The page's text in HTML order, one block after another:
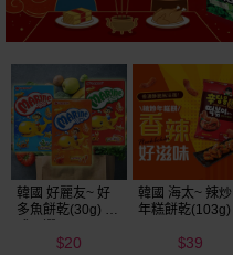
韓國 好麗友~ 好
多魚餅乾(30g) 款
$20
韓國 海太~ 辣炒
年糕餅乾(103g)
$39